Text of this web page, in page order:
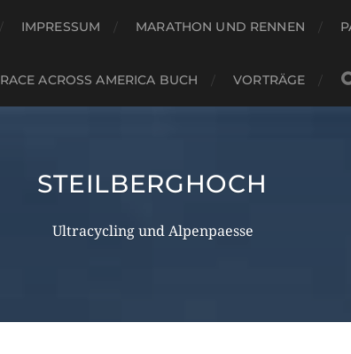
IMPRESSUM MARATHON UND RENNEN
RACE ACROSS AMERICA BUCH VORTRÄGE
STEILBERGHOCH
Ultracycling und Alpenpaesse